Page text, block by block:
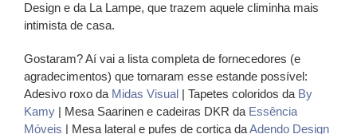
Design e da La Lampe, que trazem aquele climinha mais
intimista de casa.
Gostaram? Aí vai a lista completa de fornecedores (e
agradecimentos) que tornaram esse estande possível:
Adesivo roxo da Midas Visual | Tapetes coloridos da By
Kamy | Mesa Saarinen e cadeiras DKR da Essência
Móveis | Mesa lateral e pufes de cortiça daAdendo Design